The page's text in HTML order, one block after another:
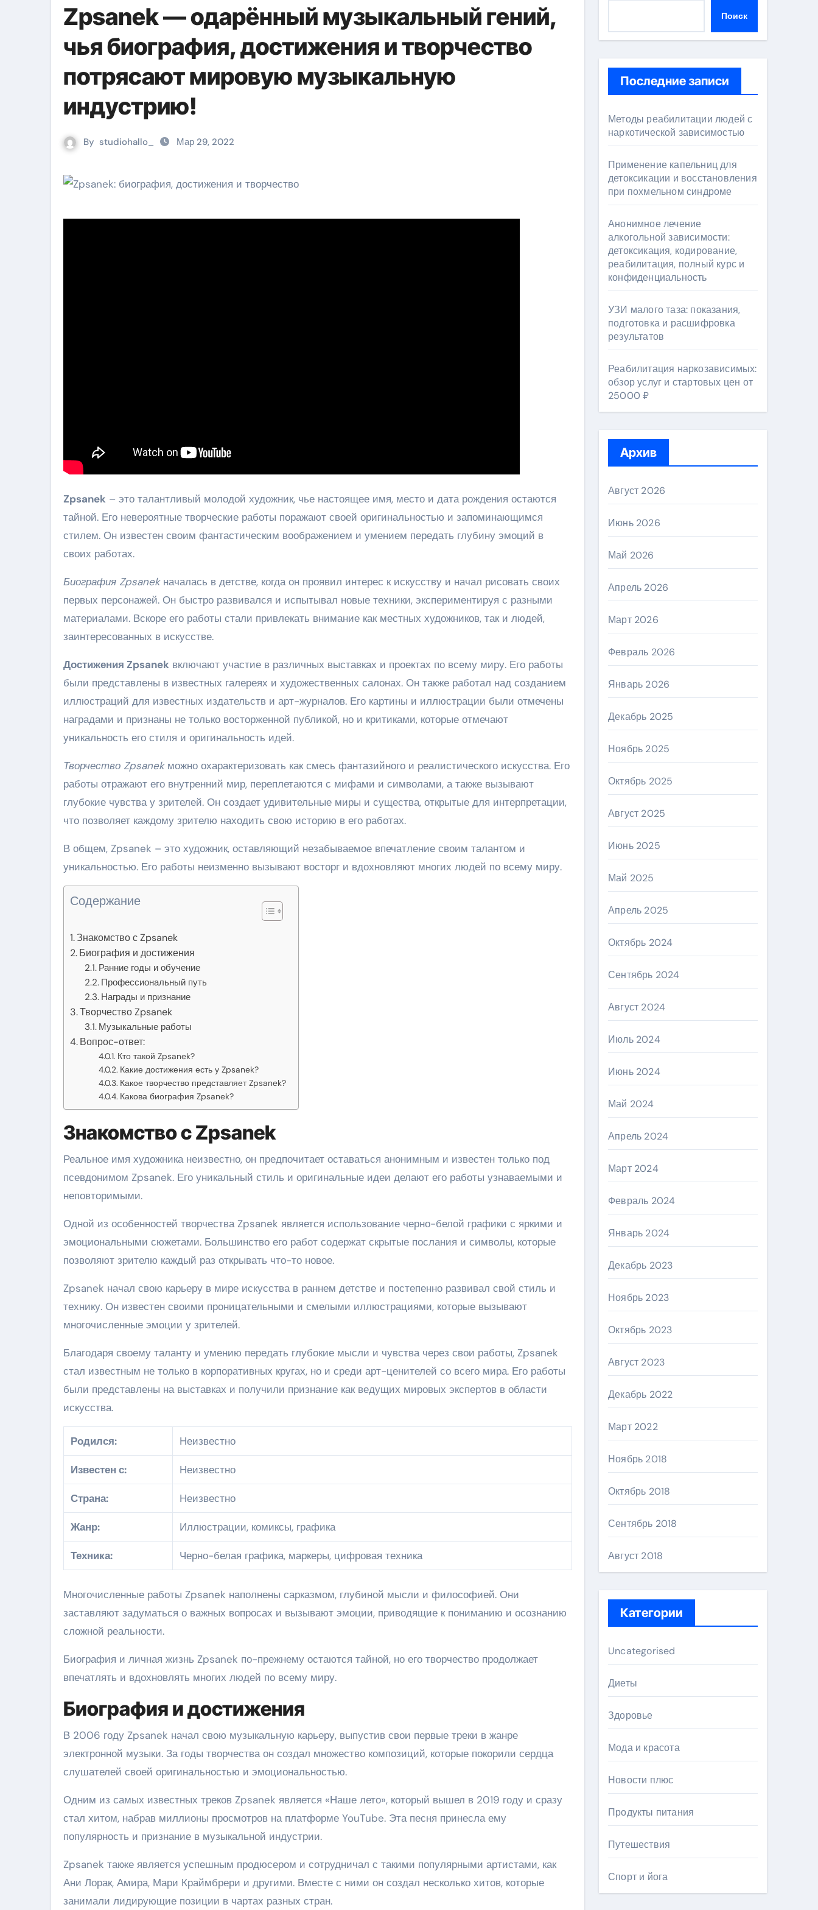
Zpsanek — одарённый музыкальный гений,
чья биография, достижения и творчество
потрясают мировую музыкальную
индустрию!
By studiohallo_ Мар 29, 2022
Zpsanek – это талантливый молодой художник, чье настоящее имя, место и дата рождения остаются
тайной. Его невероятные творческие работы поражают своей оригинальностью и запоминающимся
стилем. Он известен своим фантастическим воображением и умением передать глубину эмоций в
своих работах.
Биография Zpsanekначалась в детстве, когда он проявил интерес к искусству и начал рисовать своих
первых персонажей. Он быстро развивался и испытывал новые техники, экспериментируя с разными
материалами. Вскоре его работы стали привлекать внимание как местных художников, так и людей,
заинтересованных в искусстве.
Достижения Zpsanek включают участие в различных выставках и проектах по всему миру. Его работы
были представлены в известных галереях и художественных салонах. Он также работал над созданием
иллюстраций для известных издательств и арт-журналов. Его картины и иллюстрации были отмечены
наградами и признаны не только восторженной публикой, но и критиками, которые отмечают
уникальность его стиля и оригинальность идей.
Творчество Zpsanekможно охарактеризовать как смесь фантазийного и реалистического искусства. Его
работы отражают его внутренний мир, переплетаются с мифами и символами, а также вызывают
глубокие чувства у зрителей. Он создает удивительные миры и существа, открытые для интерпретации,
что позволяет каждому зрителю находить свою историю в его работах.
В общем, Zpsanek – это художник, оставляющий незабываемое впечатление своим талантом и
уникальностью. Его работы неизменно вызывают восторг и вдохновляют многих людей по всему миру.
Содержание
Знакомство с Zpsanek
Биография и достижения
Ранние годы и обучение
Профессиональный путь
Награды и признание
Творчество Zpsanek
Музыкальные работы
Вопрос-ответ:
Кто такой Zpsanek?
Какие достижения есть у Zpsanek?
Какое творчество представляет Zpsanek?
Какова биография Zpsanek?
Знакомство с Zpsanek
Реальное имя художника неизвестно, он предпочитает оставаться анонимным и известен только под
псевдонимом Zpsanek. Его уникальный стиль и оригинальные идеи делают его работы узнаваемыми и
неповторимыми.
Одной из особенностей творчества Zpsanek является использование черно-белой графики с яркими и
эмоциональными сюжетами. Большинство его работ содержат скрытые послания и символы, которые
позволяют зрителю каждый раз открывать что-то новое.
Zpsanek начал свою карьеру в мире искусства в раннем детстве и постепенно развивал свой стиль и
технику. Он известен своими проницательными и смелыми иллюстрациями, которые вызывают
многочисленные эмоции у зрителей.
Благодаря своему таланту и умению передать глубокие мысли и чувства через свои работы, Zpsanek
стал известным не только в корпоративных кругах, но и среди арт-ценителей со всего мира. Его работы
были представлены на выставках и получили признание как ведущих мировых экспертов в области
искусства.
Родился: Неизвестно
Известен с: Неизвестно
Страна: Неизвестно
Жанр: Иллюстрации, комиксы, графика
Техника: Черно-белая графика, маркеры, цифровая техника
Многочисленные работы Zpsanek наполнены сарказмом, глубиной мысли и философией. Они
заставляют задуматься о важных вопросах и вызывают эмоции, приводящие к пониманию и осознанию
сложной реальности.
Биография и личная жизнь Zpsanek по-прежнему остаются тайной, но его творчество продолжает
впечатлять и вдохновлять многих людей по всему миру.
Биография и достижения
В 2006 году Zpsanek начал свою музыкальную карьеру, выпустив свои первые треки в жанре
электронной музыки. За годы творчества он создал множество композиций, которые покорили сердца
слушателей своей оригинальностью и эмоциональностью.
Одним из самых известных треков Zpsanek является «Наше лето», который вышел в 2019 году и сразу
стал хитом, набрав миллионы просмотров на платформе YouTube. Эта песня принесла ему
популярность и признание в музыкальной индустрии.
Zpsanek также является успешным продюсером и сотрудничал с такими популярными артистами, как
Ани Лорак, Амира, Мари Краймбрери и другими. Вместе с ними он создал несколько хитов, которые
занимали лидирующие позиции в чартах разных стран.
Поиск
Последние записи
Методы реабилитации людей с
наркотической зависимостью
Применение капельниц для
детоксикации и восстановления
при похмельном синдроме
Анонимное лечение
алкогольной зависимости:
детоксикация, кодирование,
реабилитация, полный курс и
конфиденциальность
УЗИ малого таза: показания,
подготовка и расшифровка
результатов
Реабилитация наркозависимых:
обзор услуг и стартовых цен от
25000 ₽
Архив
Август 2026
Июнь 2026
Май 2026
Апрель 2026
Март 2026
Февраль 2026
Январь 2026
Декабрь 2025
Ноябрь 2025
Октябрь 2025
Август 2025
Июнь 2025
Май 2025
Апрель 2025
Октябрь 2024
Сентябрь 2024
Август 2024
Июль 2024
Июнь 2024
Май 2024
Апрель 2024
Март 2024
Февраль 2024
Январь 2024
Декабрь 2023
Ноябрь 2023
Октябрь 2023
Август 2023
Декабрь 2022
Март 2022
Ноябрь 2018
Октябрь 2018
Сентябрь 2018
Август 2018
Категории
Uncategorised
Диеты
Здоровье
Мода и красота
Новости плюс
Продукты питания
Путешествия
Спорт и йога